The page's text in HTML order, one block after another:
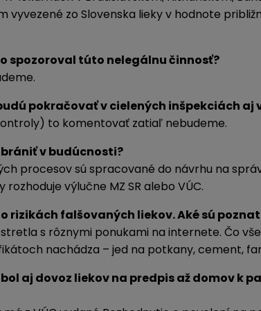
zo Slovenska lieky v hodnote
spozoroval túto nelegálnu činnosť?
pokračovať v cielených inšpekciách
to komentovať zatiaľ nebudeme.
v budúcnosti?
procesov sú spracované do návrhu na
výlučne MZ SR alebo VÚC.
rizikách falšovaných liekov. Aké sú
s rôznymi ponukami na internete. Čo
nachádza – jed na potkany, cement,
aj dovoz liekov na predpis až domov k